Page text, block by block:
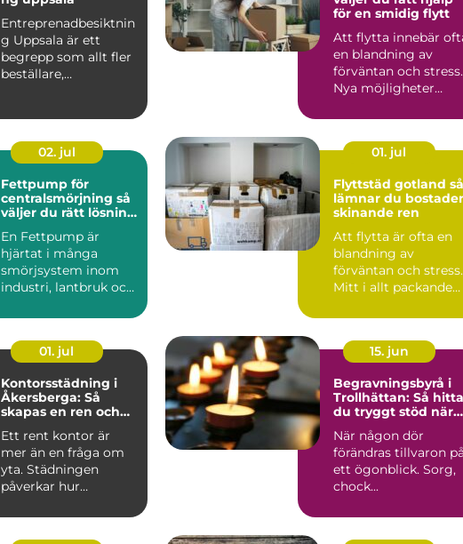
Entreprenadbesiktnin
g Uppsala är ett
begrepp som allt fler
beställare,
för en smidig flytt
Att flytta innebär
en blandning av
förväntan och stress.
Nya möjligheter
samtidigt ...
02. jul
Fettpump för
centralsmörjning så
väljer du rätt lösning
En Fettpump är
hjärtat i många
smörjsystem inom
industri, lantbruk och
maskiner går...
01. jul
Flyttstäd gotland så
lämnar du
skinande ren
Att flytta är ofta en
blandning av
förväntan och stress.
Mitt i allt packande
som ...
01. jul
Kontorsstädning i
Åkersberga: Så
skapas en ren och
Ett rent kontor är
mer än en fråga om
yta. Städningen
påverkar hur
15. jun
Begravningsbyrå i
Trollhättan: Så
du tryggt stöd när
När någon dör
förändras tillvaron
ett ögonblick. Sorg,
chock...